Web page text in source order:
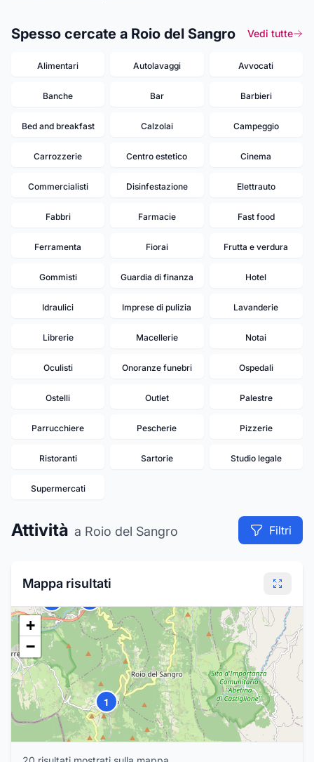
Spesso cercate a Roio del Sangro Vedi tutte
Alimentari Autolavaggi Avvocati
Banche Bar Barbieri
Bed and breakfast Calzolai Campeggio
Carrozzerie Centro estetico Cinema
Commercialisti Disinfestazione Elettrauto
Fabbri Farmacie Fast food
Ferramenta Fiorai Frutta e verdura
Gommisti Guardia di finanza Hotel
Idraulici Imprese di pulizia Lavanderie
Librerie Macellerie Notai
Oculisti Onoranze funebri Ospedali
Ostelli Outlet Palestre
Parrucchiere Pescherie Pizzerie
Ristoranti Sartorie Studio legale
Supermercati
Attività a Roio del Sangro Filtri
Mappa risultati
1
+
−